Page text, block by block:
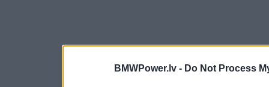
BMWPower.lv - Do Not Process